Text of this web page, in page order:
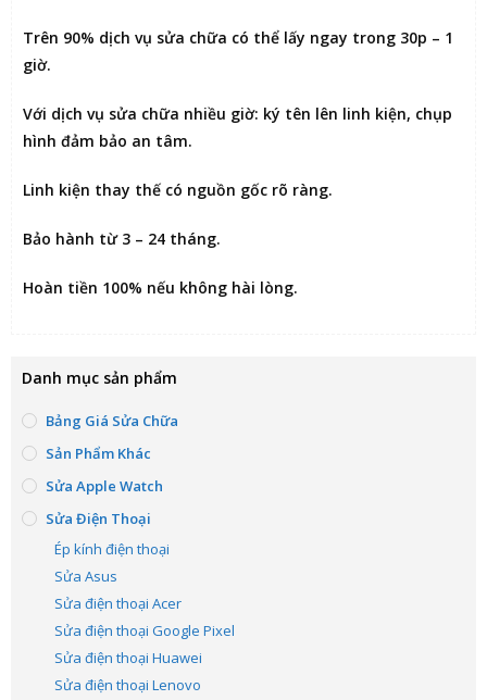
Trên 90% dịch vụ sửa chữa có thể lấy ngay trong 30p – 1
giờ.
Với dịch vụ sửa chữa nhiều giờ: ký tên lên linh kiện, chụp
hình đảm bảo an tâm.
Linh kiện thay thế có nguồn gốc rõ ràng.
Bảo hành từ 3 – 24 tháng.
Hoàn tiền 100% nếu không hài lòng.
Danh mục sản phẩm
Bảng Giá Sửa Chữa
Sản Phẩm Khác
Sửa Apple Watch
Sửa Điện Thoại
Ép kính điện thoại
Sửa Asus
Sửa điện thoại Acer
Sửa điện thoại Google Pixel
Sửa điện thoại Huawei
Sửa điện thoại Lenovo